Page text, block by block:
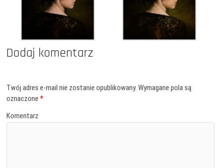
Dodaj komentarz
Twój adres e-mail nie zostanie opublikowany. Wymagane pola są
oznaczone*
Komentarz